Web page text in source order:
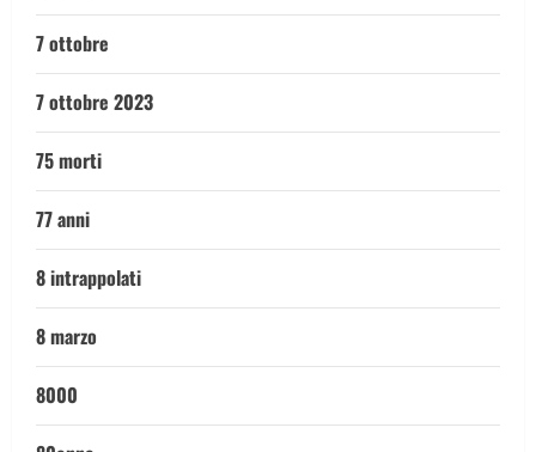
7 ottobre
7 ottobre 2023
75 morti
77 anni
8 intrappolati
8 marzo
8000